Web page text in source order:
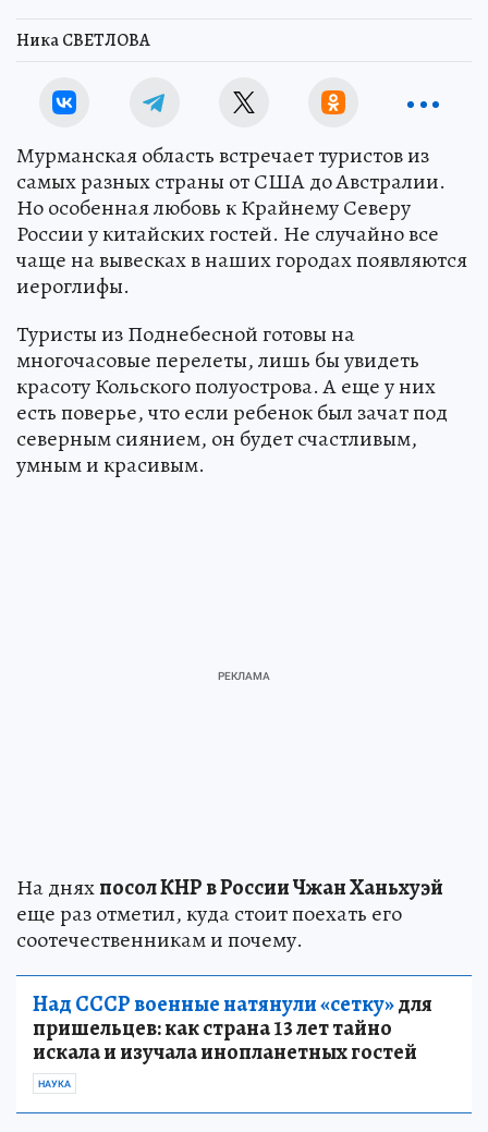
Ника СВЕТЛОВА
Мурманская область встречает туристов из
самых разных страны от США до Австралии.
Но особенная любовь к Крайнему Северу
России у китайских гостей. Не случайно все
чаще на вывесках в наших городах появляются
иероглифы.
Туристы из Поднебесной готовы на
многочасовые перелеты, лишь бы увидеть
красоту Кольского полуострова. А еще у них
есть поверье, что если ребенок был зачат под
северным сиянием, он будет счастливым,
умным и красивым.
На дняхпосол КНР в России Чжан Ханьхуэй
еще раз отметил, куда стоит поехать его
соотечественникам и почему.
Над СССР военные натянули «сетку»для
пришельцев: как страна 13 лет тайно
искала и изучала инопланетных гостей
НАУКА